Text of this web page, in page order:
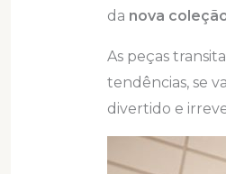
da nova
As peças
tendências, se
divertido e